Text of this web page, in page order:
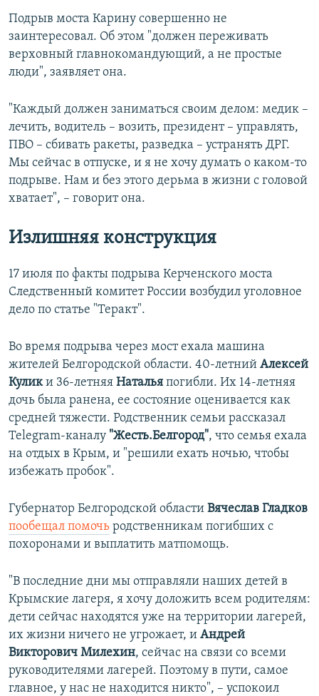
Подрыв моста Карину совершенно не
заинтересовал. Об этом "должен переживать
верховный главнокомандующий, а не простые
люди", заявляет она.
"Каждый должен заниматься своим делом: медик –
лечить, водитель – возить, президент – управлять,
ПВО – сбивать ракеты, разведка – устранять ДРГ.
Мы сейчас в отпуске, и я не хочу думать о каком-то
подрыве. Нам и без этого дерьма в жизни с головой
хватает", – говорит она.
Излишняя конструкция
17 июля по факты подрыва Керченского моста
Следственный комитет России возбудил уголовное
дело по статье "Теракт".
Во время подрыва через мост ехала машина
жителей Белгородской области. 40-летний Алексей
Кулики 36-летняя Наталья погибли. Их 14-летняя
дочь была ранена, ее состояние оценивается как
средней тяжести. Родственник семьи рассказал
Telegram-каналу "Жесть.Белгород", что семья ехала
на отдых в Крым, и "решили ехать ночью, чтобы
избежать пробок".
Губернатор Белгородской области Вячеслав Гладков
пообещал помочь родственникам погибших с
похоронами и выплатить матпомощь.
"В последние дни мы отправляли наших детей в
Крымские лагеря, я хочу доложить всем родителям:
дети сейчас находятся уже на территории лагерей,
их жизни ничего не угрожает, и Андрей
Викторович Милехин, сейчас на связи со всеми
руководителями лагерей. Поэтому в пути, самое
главное, у нас не находится никто", – успокоил